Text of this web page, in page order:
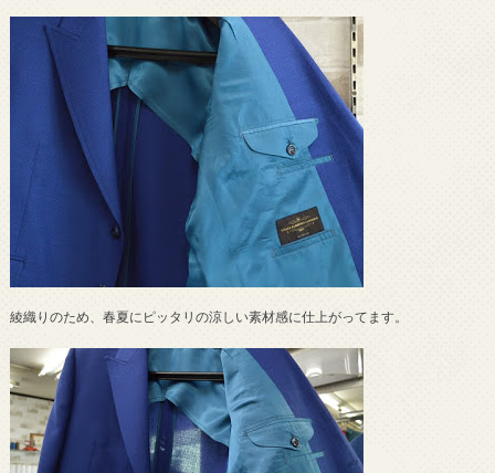
綾織りのため、春夏にピッタリの涼しい素材感に仕上がってます。